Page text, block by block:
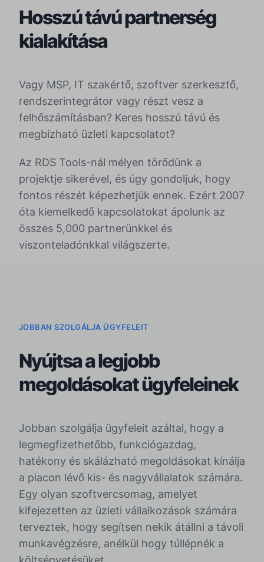
Hosszú távú partnerség
kialakítása
Vagy MSP, IT szakértő, szoftver szerkesztő,
rendszerintegrátor vagy részt vesz a
felhőszámításban? Keres hosszú távú és
megbízható üzleti kapcsolatot?
Az RDS Tools-nál mélyen törődünk a
projektje sikerével, és úgy gondoljuk, hogy
fontos részét képezhetjük ennek. Ezért 2007
óta kiemelkedő kapcsolatokat ápolunk az
összes 5,000 partnerünkkel és
viszonteladónkkal világszerte.
JOBBAN SZOLGÁLJA ÜGYFELEIT
Nyújtsa a legjobb
megoldásokat ügyfeleinek
Jobban szolgálja ügyfeleit azáltal, hogy a
legmegfizethetőbb, funkciógazdag,
hatékony és skálázható megoldásokat kínálja
a piacon lévő kis- és nagyvállalatok számára.
Egy olyan szoftvercsomag, amelyet
kifejezetten az üzleti vállalkozások számára
terveztek, hogy segítsen nekik átállni a távoli
munkavégzésre, anélkül hogy túllépnék a